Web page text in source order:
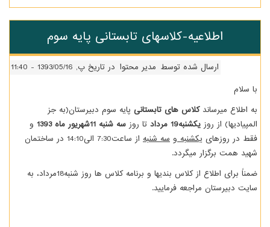
ورودی
اطلاعیه-کلاسهای تابستانی پایه سوم
ارسال شده توسطمدیر محتوادر تاریخ پ, 1393/05/16 - 11:40
سلام
اطلاع میرساندکلاس های تابستانیپایه سوم دبیرستان(به جز
از روز یکشنبه19 مرداد تا روز سه شنبه 11شهریور ماه 1393
و
در روزهاییکشنبهوسه شنبه
از ساعت7:30 الی14:10 در ساختمان
همت برگزار میگردد.
ضمناً برای اطلاع از کلاس بندیها و برنامه کلاس ها روز شنبه18مرداد، به
دبیرستان مراجعه فرمایید.